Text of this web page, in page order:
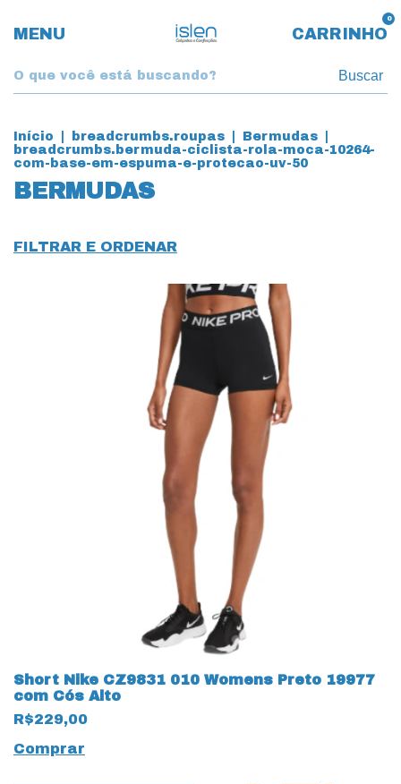
MENU CARRINHO
0
Buscar
Início breadcrumbs.roupas Bermudas
breadcrumbs.bermuda-ciclista-rola-moca-10264-
com-base-em-espuma-e-protecao-uv-50
BERMUDAS
FILTRAR E ORDENAR
Short Nike CZ9831 010 Womens Preto 19977
com Cós Alto
R$229,00
Comprar